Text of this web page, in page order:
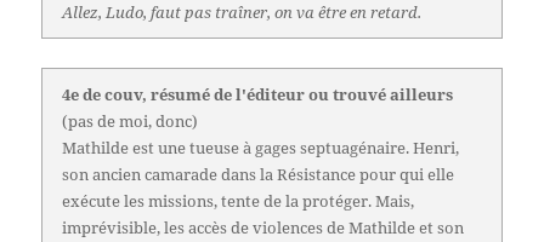
Allez, Ludo, faut pas traîner, on va être en retard.
4e de couv, résumé de l'éditeur ou trouvé ailleurs
(pas de moi, donc)
Mathilde est une tueuse à gages septuagénaire. Henri,
son ancien camarade dans la Résistance pour qui elle
exécute les missions, tente de la protéger. Mais,
imprévisible, les accès de violences de Mathilde et son